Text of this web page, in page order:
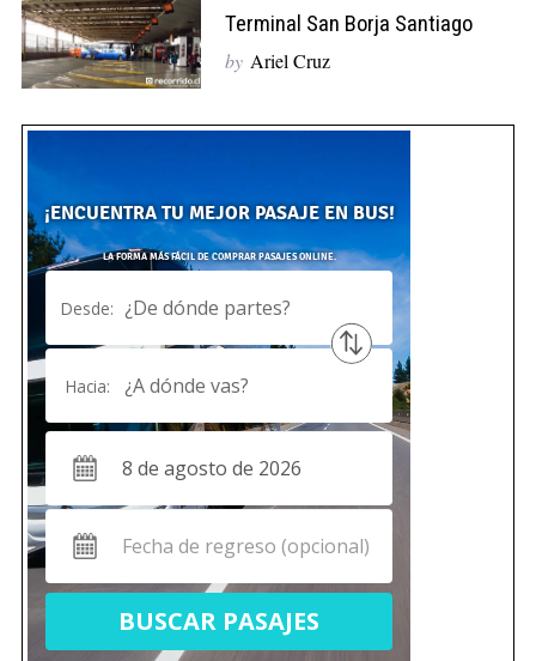
Terminal San Borja Santiago
by Ariel Cruz